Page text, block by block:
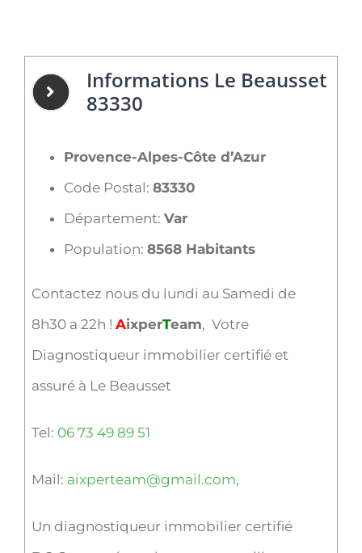
Informations Le Beausset
83330
Provence-Alpes-Côte d’Azur
Code Postal: 83330
Département: Var
Population: 8568 Habitants
Contactez nous du lundi au Samedi de
8h30 a 22h ! AixperTeam, Votre
Diagnostiqueur immobilier certifié et
assuré à Le Beausset
Tel: 06 73 49 89 51
Mail: aixperteam@gmail.com,
Un diagnostiqueur immobilier certifié